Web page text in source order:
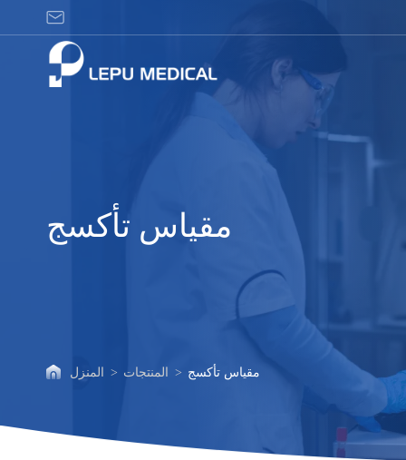
تأكسج
مقياس تأكسج
المنزل > المنتجات > مقياس تأكسج